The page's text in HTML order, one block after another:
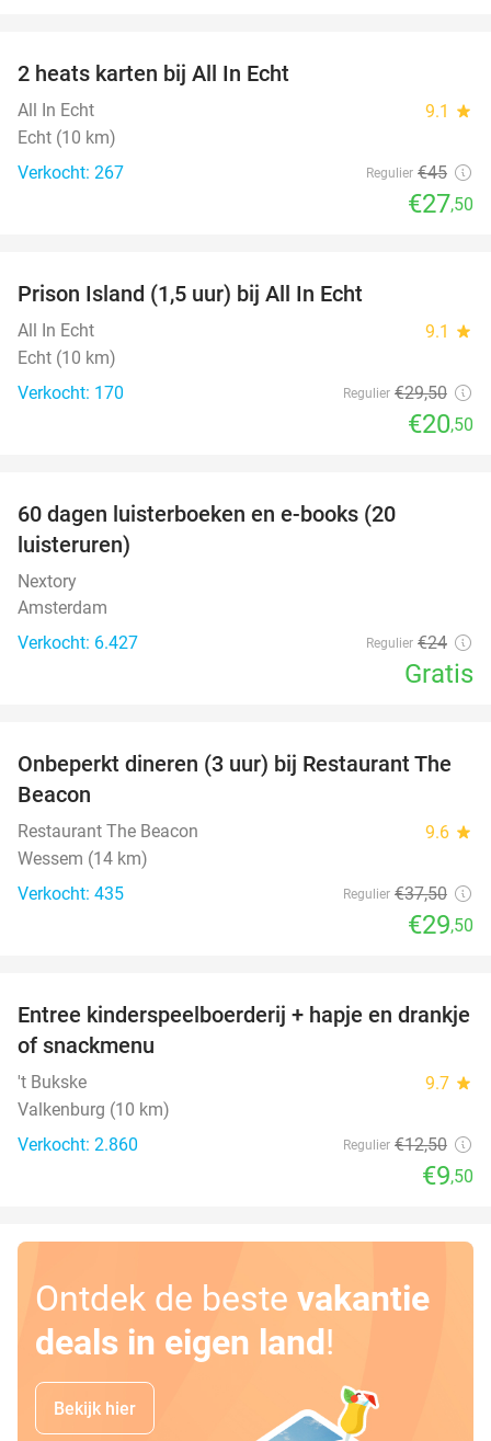
2 heats karten bij All In Echt
All In Echt 9.1 star
Echt (10 km)
Verkocht: 267
Regulier €45
€27,50
Prison Island (1,5 uur) bij All In Echt
All In Echt 9.1 star
Echt (10 km)
Verkocht: 170
Regulier €29,50
€20,50
60 dagen luisterboeken en e-books (20
luisteruren)
Nextory
Amsterdam
Verkocht: 6.427
Regulier €24
Gratis
21%
Onbeperkt dineren (3 uur) bij Restaurant The
Beacon
Restaurant The Beacon 9.6 star
Wessem (14 km)
Verkocht: 435
Regulier €37,50
€29,50
24%
Entree kinderspeelboerderij + hapje en drankje
of snackmenu
't Bukske 9.7 star
Valkenburg (10 km)
Verkocht: 2.860
Regulier €12,50
€9,50
Ontdek de beste vakantie
deals in eigen land!
Bekijk hier